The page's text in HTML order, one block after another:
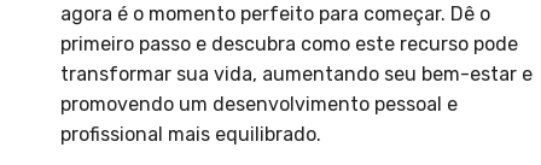
agora é o momento perfeito para começar. Dê o
primeiro passo e descubra como este recurso pode
transformar sua vida, aumentando seu bem-estar e
promovendo um desenvolvimento pessoal e
profissional mais equilibrado.